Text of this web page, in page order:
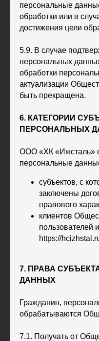
персональные
обработки или в
достижения цели
5.9. В случае
персональных
обработки
актуализации
быть прекращена.
6. КАТЕГОРИИ
ПЕРСОНАЛЬНЫХ
ООО «ХК «Ижсталь»
персональные
субъектов, с
заключены
правового
клиентов
пользователей
https://
7. ПРАВА
ДАННЫХ
Гражданин,
обрабатываются
7.1. Получать от